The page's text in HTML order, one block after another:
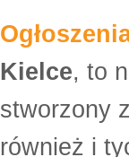
Kielce, to
stworzony
również i